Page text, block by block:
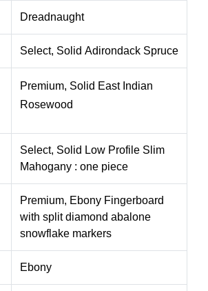
Dreadnaught
Select, Solid Adirondack Spruce
Premium, Solid East Indian
Rosewood
Select, Solid Low Profile Slim
Mahogany : one piece
Premium, Ebony Fingerboard
with split diamond abalone
snowflake markers
Ebony